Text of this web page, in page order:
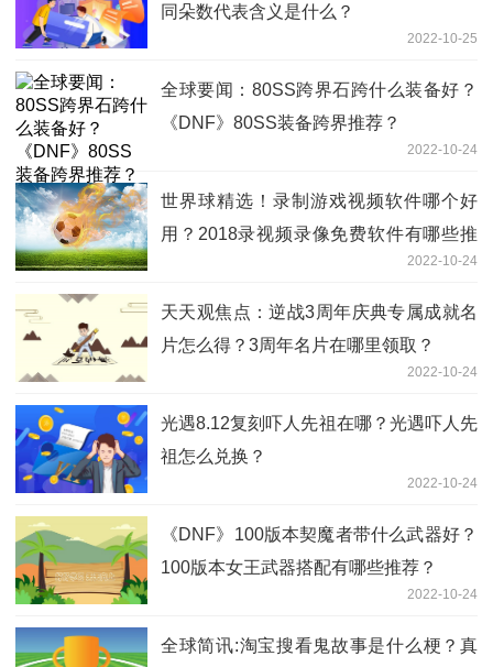
同朵数代表含义是什么？
2022-10-25
全球要闻：80SS跨界石跨什么装备好？
《DNF》80SS装备跨界推荐？
2022-10-24
世界球精选！录制游戏视频软件哪个好
用？2018录视频录像免费软件有哪些推
2022-10-24
天天观焦点：逆战3周年庆典专属成就名
片怎么得？3周年名片在哪里领取？
2022-10-24
光遇8.12复刻吓人先祖在哪？光遇吓人先
祖怎么兑换？
2022-10-24
《DNF》100版本契魔者带什么武器好？
100版本女王武器搭配有哪些推荐？
2022-10-24
全球简讯:淘宝搜看鬼故事是什么梗？真